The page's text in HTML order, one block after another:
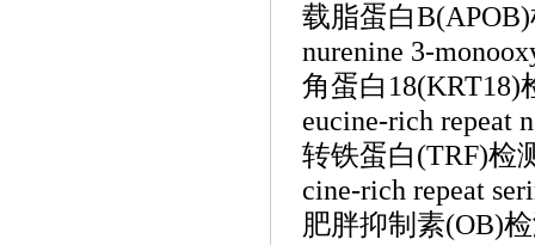
载脂蛋白
nurenine 3-
角蛋白
eucine-rich repeat
转铁蛋白(TRF)检
cine-rich repeat
肥胖抑制素(OB)